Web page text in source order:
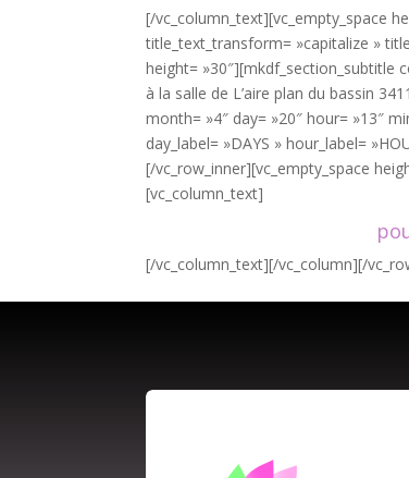
[/vc_column_text][vc_empty_space
title_text_transform= »capitalize »
height= »30″][mkdf_section_subtitle
à la salle de L’aire plan du bassin
month= »4″ day= »20″ hour= »13″
day_label= »DAYS » hour_label=
[/vc_row_inner][vc_empty_space
[vc_column_text]
[/vc_column_text][/vc_column][/